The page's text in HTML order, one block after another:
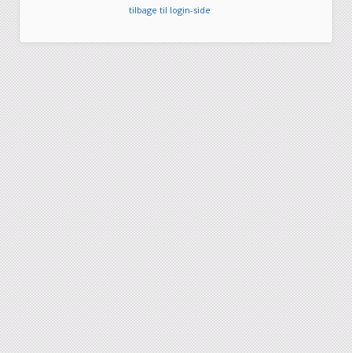
tilbage til login-side